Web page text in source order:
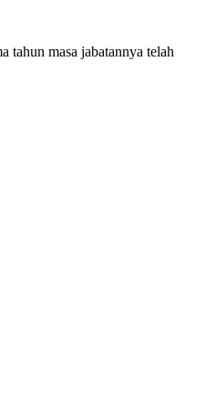
masa jabatannya telah